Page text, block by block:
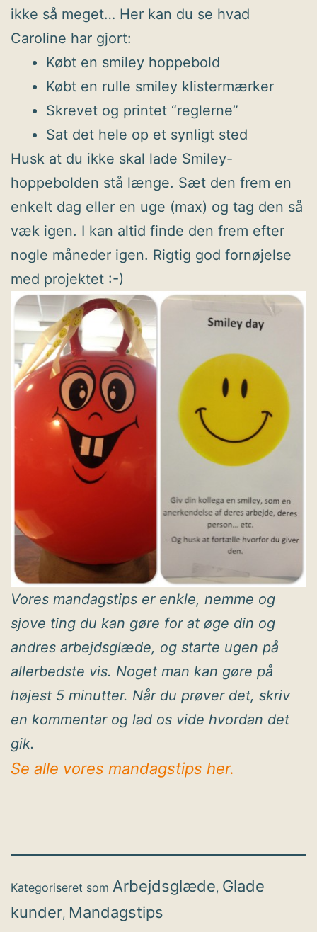
ikke så meget… Her kan du se hvad
Caroline har gjort:
Købt en smiley hoppebold
Købt en rulle smiley klistermærker
Skrevet og printet “reglerne”
Sat det hele op et synligt sted
Husk at du ikke skal lade Smiley-
hoppebolden stå længe. Sæt den frem en
enkelt dag eller en uge (max) og tag den så
væk igen. I kan altid finde den frem efter
nogle måneder igen. Rigtig god fornøjelse
med projektet :-)
Vores mandagstips er enkle, nemme og
sjove ting du kan gøre for at øge din og
andres arbejdsglæde, og starte ugen på
allerbedste vis. Noget man kan gøre på
højest 5 minutter. Når du prøver det, skriv
en kommentar og lad os vide hvordan det
gik.
Se alle vores mandagstips her.
Kategoriseret som Arbejdsglæde, Glade
kunder, Mandagstips